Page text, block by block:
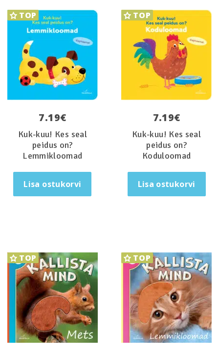
TOP
7.19€
Kuk-kuu! Kes seal
peidus on?
Lemmikloomad
Lisa ostukorvi
TOP
7.19€
Kuk-kuu! Kes seal
peidus on?
Koduloomad
Lisa ostukorvi
TOP TOP